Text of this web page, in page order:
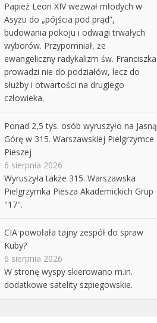
Papież Leon XIV wezwał młodych w
Asyżu do „pójścia pod prąd”,
budowania pokoju i odwagi trwałych
wyborów. Przypomniał, że
ewangeliczny radykalizm św. Franciszka
prowadzi nie do podziałów, lecz do
służby i otwartości na drugiego
człowieka.
Ponad 2,5 tys. osób wyruszyło na Jasną
Górę w 315. Warszawskiej Pielgrzymce
Pieszej
6 sierpnia 2026
Wyruszyła także 315. Warszawska
Pielgrzymka Piesza Akademickich Grup
"17".
CIA powołała tajny zespół do spraw
Kuby?
6 sierpnia 2026
W stronę wyspy skierowano m.in.
dodatkowe satelity szpiegowskie.